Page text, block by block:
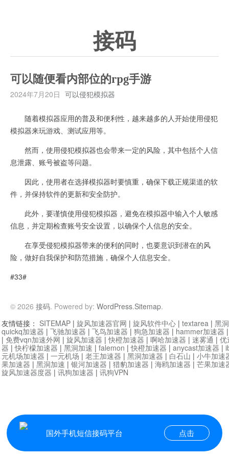
接码
可以随便看内部位的rpg手游
2024年7月20日 可以侵犯模拟器
随着模拟器应用的普及和便利性，越来越多的人开始使用侵犯
模拟器来玩游戏、测试应用等。
然而，使用侵犯模拟器也会带来一定的风险，其中包括个人信
息泄露、账号被盗等问题。
因此，使用者在选择模拟器时要慎重，确保下载正规渠道的软
件，并保持软件的更新和安全防护。
此外，要谨慎使用侵犯模拟器，避免在模拟器中输入个人敏感
信息，并定期检查账号安全设置，以确保个人信息的安全。
在享受侵犯模拟器带来的便利的同时，也要意识到潜在的风
险，做好自我保护和防范措施，确保个人信息安全。
#33#
© 2026 接码. Powered by: WordPress.Sitemap.
国外手机短信接码平台 点击
友情链接： SITEMAP | 旋风加速器官网 | 旋风软件中心 | textarea | 黑
quickq加速器 | 飞驰加速器 | 飞鸟加速器 | 狗急加速器 | hammer加速器
| 免费vqn加速外网 | 旋风加速器 |快橙加速器 | 啊哈加速器 | 迷雾通 | 优
器 |快柠檬加速器 | 黑洞加速 | falemon |快橙加速器 | anycast加速器 |
元机场加速器 | 一元机场 | 老王加速器 | 黑洞加速器 | 白石山 | 小牛加速
果加速器 | 黑洞加速 | 银河加速器 | 猎豹加速器 | 海鸥加速器 | 芒果加速
旋风加速器度器 | 讯狗加速器 | 讯狗VPN